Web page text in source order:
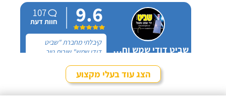
עבודה נקייה ומסודרת.
שביט דודי שמש וחשמל בע"מ
9.6
107
חוות דעת
קיבלתי מחברת "שביט
דודי שמש" שירות טוב,
אותם לא מזמן, כשהתפוצץ
לי הדוד שמש של הדירה.חייג עכשיו
הצג עוד בעלי מקצוע